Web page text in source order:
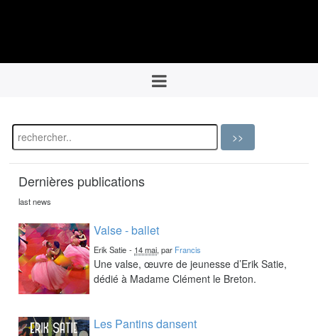
Dernières publications
last news
Valse - ballet
Erik Satie - 14 mai, par Francis
Une valse, œuvre de jeunesse d’Erik Satie,
dédié à Madame Clément le Breton.
Les Pantins dansent